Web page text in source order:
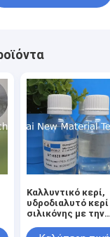
Καλλυντικό κερί,
υδροδιαλυτό κερί
σιλικόνης με την
λιπαρός για τη